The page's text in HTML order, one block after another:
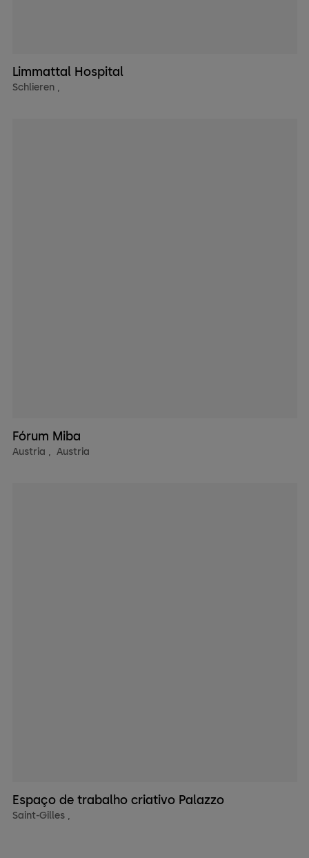
Limmattal Hospital
Schlieren ,
Fórum Miba
Austria , Austria
Espaço de trabalho criativo Palazzo
Saint-Gilles ,